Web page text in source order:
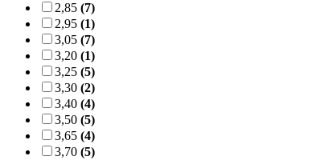
2,85 (7)
2,95 (1)
3,05 (7)
3,20 (1)
3,25 (5)
3,30 (2)
3,40 (4)
3,50 (5)
3,65 (4)
3,70 (5)